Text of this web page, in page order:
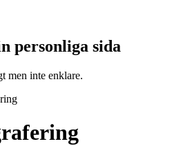
personliga sida
men inte enklare.